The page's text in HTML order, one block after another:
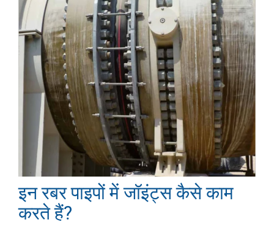
इन रबर पाइपों में जॉइंट्स कैसे काम
करते हैं?